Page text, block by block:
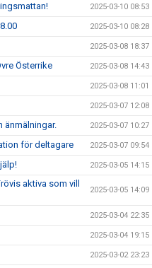
2025-03-10 08:53
2025-03-10 08:28
2025-03-08 18:37
Österrike 2025-03-08 14:43
2025-03-08 11:01
2025-03-07 12:08
änmälningar. 2025-03-07 10:27
för deltagare 2025-03-07 09:54
2025-03-05 14:15
aktiva som vill
2025-03-05 14:09
2025-03-04 22:35
2025-03-04 19:15
2025-03-02 23:23